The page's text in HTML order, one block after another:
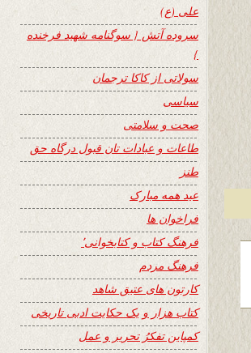
علی (ع)
سروده آتش { سوگنامه شهید فرخنده
}
سولاتی از کاکا ترجمان
سیاسی
صحت و سلامتی
طاعات و عبادات تان قبول درگاه حق
طنز
عید همه مبارک
فراخوان ها
فرهنگ کتاب و کتابخوانی٬
فرهنگ مردم
کارتون های عتیق شاهد
کتاب هزار و یک حکایت ادبی تاریخی
کمپاین تفکرُ تحریر و عمل